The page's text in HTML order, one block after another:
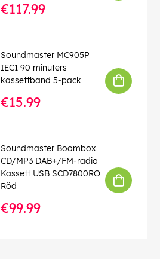
€117.99
Soundmaster MC905P
IEC1 90 minuters
kassettband 5-pack
€15.99
Soundmaster Boombox
CD/MP3 DAB+/FM-radio
Kassett USB SCD7800RO
Röd
€99.99